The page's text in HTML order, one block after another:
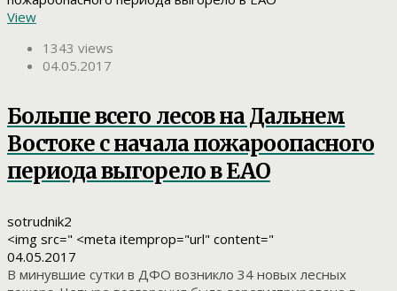
View
1343 views
04.05.2017
Больше всего лесов на Дальнем
Востоке с начала пожароопасного
периода выгорело в ЕАО
sotrudnik2
<img src=" <meta itemprop="url" content="
04.05.2017
В минувшие сутки в ДФО возникло 34 новых лесных